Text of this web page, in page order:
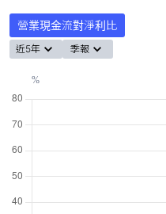
營業現金流對淨利比
近5年 季報